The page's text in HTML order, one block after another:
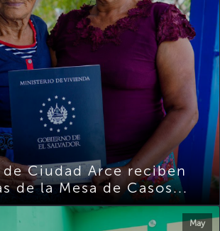
de Ciudad Arce reciben
de la Mesa de Casos...
May